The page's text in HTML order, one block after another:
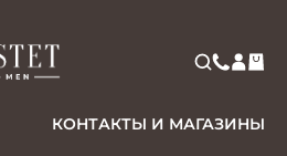
КОНТАКТЫ И МАГАЗИНЫ